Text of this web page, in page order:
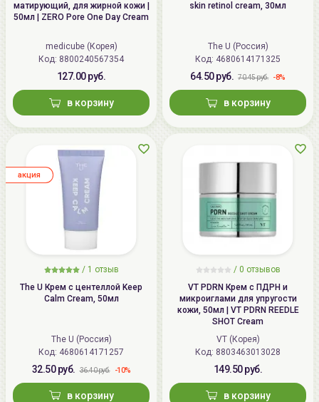
матирующий, для жирной кожи |
50мл | ZERO Pore One Day Cream
medicube (Корея)
Код: 8800240567354
127.00 руб.
в корзину
skin retinol cream, 30мл
The U (Россия)
Код: 4680614171325
64.50 руб. 70.45 руб. -8%
в корзину
/ 1 отзыв
The U Крем с центеллой Keep
Calm Cream, 50мл
The U (Россия)
Код: 4680614171257
32.50 руб. 36.40 руб. -10%
в корзину
aкция
/ 0 отзывов
VT PDRN Крем с ПДРН и
микроиглами для упругости
кожи, 50мл | VT PDRN REEDLE
SHOT Cream
VT (Корея)
Код: 8803463013028
149.50 руб.
в корзину